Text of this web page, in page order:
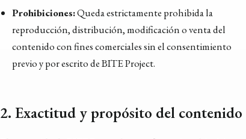
Prohibiciones:Queda estrictamente prohibida la
reproducción, distribución, modificación o venta del
contenido con fines comerciales sin el consentimiento
previo y por escrito de BITE Project.
2. Exactitud y propósito del contenido